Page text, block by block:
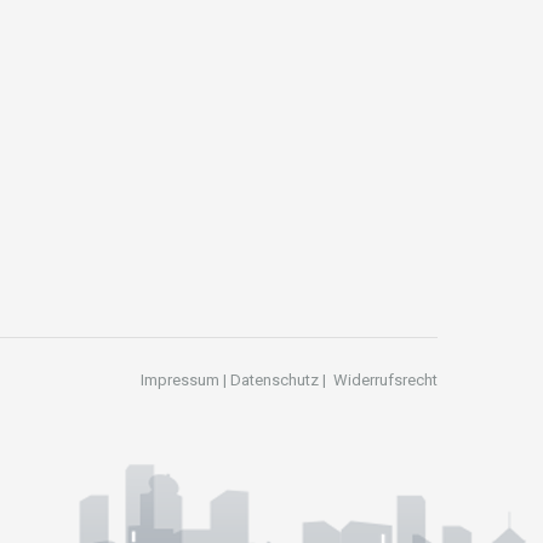
Impressum | Datenschutz | Widerrufsrecht